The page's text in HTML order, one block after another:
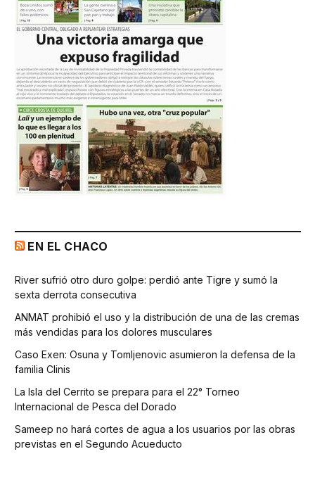
EN EL CHACO
River sufrió otro duro golpe: perdió ante Tigre y sumó la
sexta derrota consecutiva
ANMAT prohibió el uso y la distribución de una de las cremas
más vendidas para los dolores musculares
Caso Exen: Osuna y Tomljenovic asumieron la defensa de la
familia Clinis
La Isla del Cerrito se prepara para el 22° Torneo
Internacional de Pesca del Dorado
Sameep no hará cortes de agua a los usuarios por las obras
previstas en el Segundo Acueducto